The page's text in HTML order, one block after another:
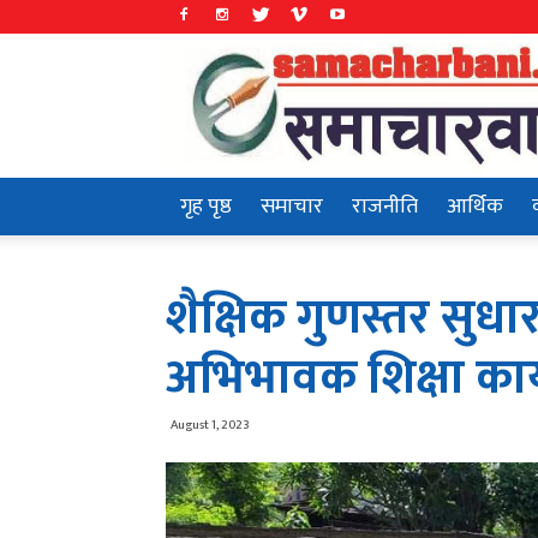
Samachar
Bani
गृह पृष्ठ समाचार राजनीति आर्थिक
शैक्षिक गुणस्तर
अभिभावक शिक्षा
August 1, 2023